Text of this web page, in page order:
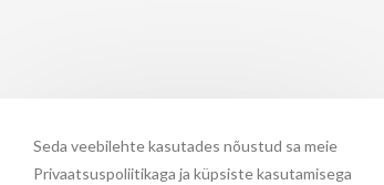
Seda veebilehte kasutades nõustud sa meie
Privaatsuspoliitikaga ja küpsiste kasutamisega